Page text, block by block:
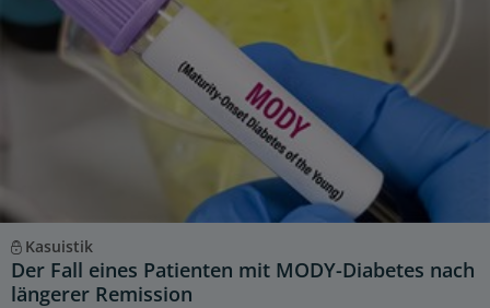
Kasuistik
Der Fall eines Patienten mit MODY-Diabetes nach
längerer Remission